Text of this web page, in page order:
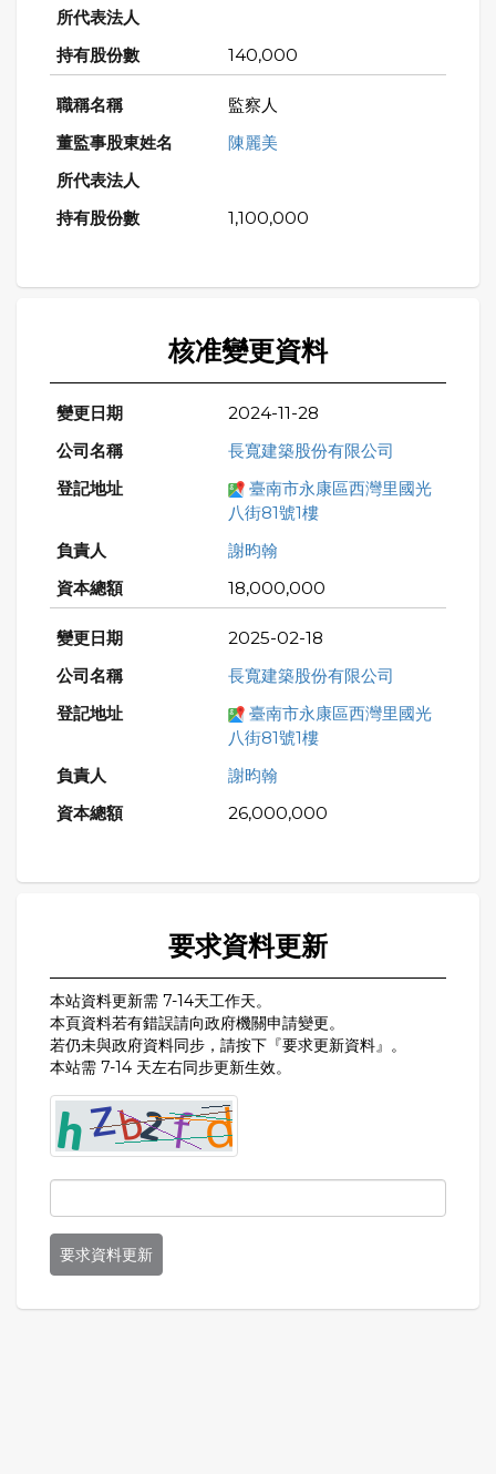
140,000
監察人
陳麗美
1,100,000
核准變更資料
2024-11-28
長寬建築股份有限公司
臺南市永康區西灣里國光
八街81號1樓
謝昀翰
18,000,000
2025-02-18
長寬建築股份有限公司
臺南市永康區西灣里國光
八街81號1樓
謝昀翰
26,000,000
要求資料更新
本站資料更新需 7-14天工作天。
本頁資料若有錯誤請向政府機關申請變更。
若仍未與政府資料同步，請按下『要求更新資料』。
本站需 7-14 天左右同步更新生效。
要求資料更新